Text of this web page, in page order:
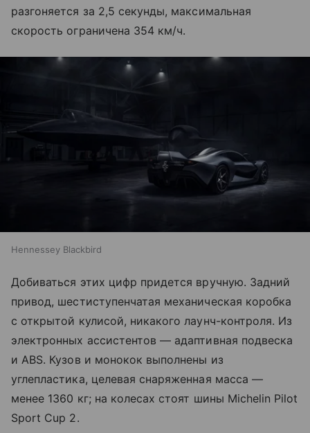
разгоняется за 2,5 секунды, максимальная
скорость ограничена 354 км/ч.
Hennessey Blackbird
Добиваться этих цифр придется вручную. Задний
привод, шестиступенчатая механическая коробка
с открытой кулисой, никакого лаунч-контроля. Из
электронных ассистентов — адаптивная подвеска
и ABS. Кузов и монокок выполнены из
углепластика, целевая снаряженная масса —
менее 1360 кг; на колесах стоят шины Michelin Pilot
Sport Cup 2.